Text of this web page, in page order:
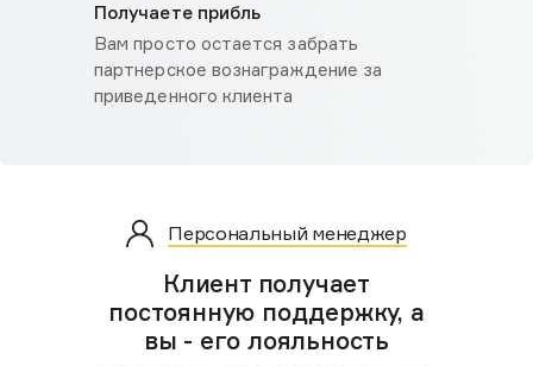
Получаете прибль
Вам просто остается забрать
партнерское вознаграждение за
приведенного клиента
Персональный менеджер
Клиент получает
постоянную поддержку, а
вы - его лояльность